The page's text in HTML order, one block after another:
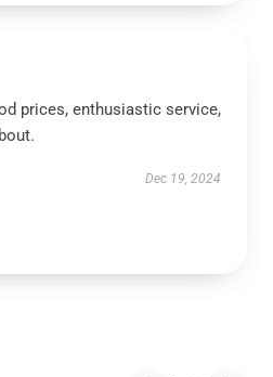
prices, enthusiastic service,
Dec 19, 2024